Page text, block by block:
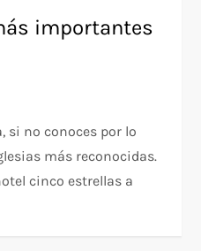
importantes
si no conoces por lo
más reconocidas.
cinco estrellas a